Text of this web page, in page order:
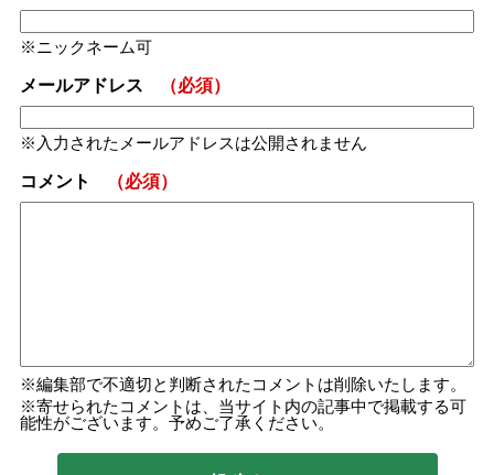
ニックネーム可
メールアドレス （必須）
入力されたメールアドレスは公開されません
コメント （必須）
編集部で不適切と判断されたコメントは削除いたします。
寄せられたコメントは、当サイト内の記事中で掲載する可
能性がございます。予めご了承ください。